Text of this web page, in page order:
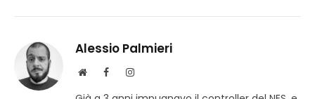
Alessio Palmieri
S
F
I